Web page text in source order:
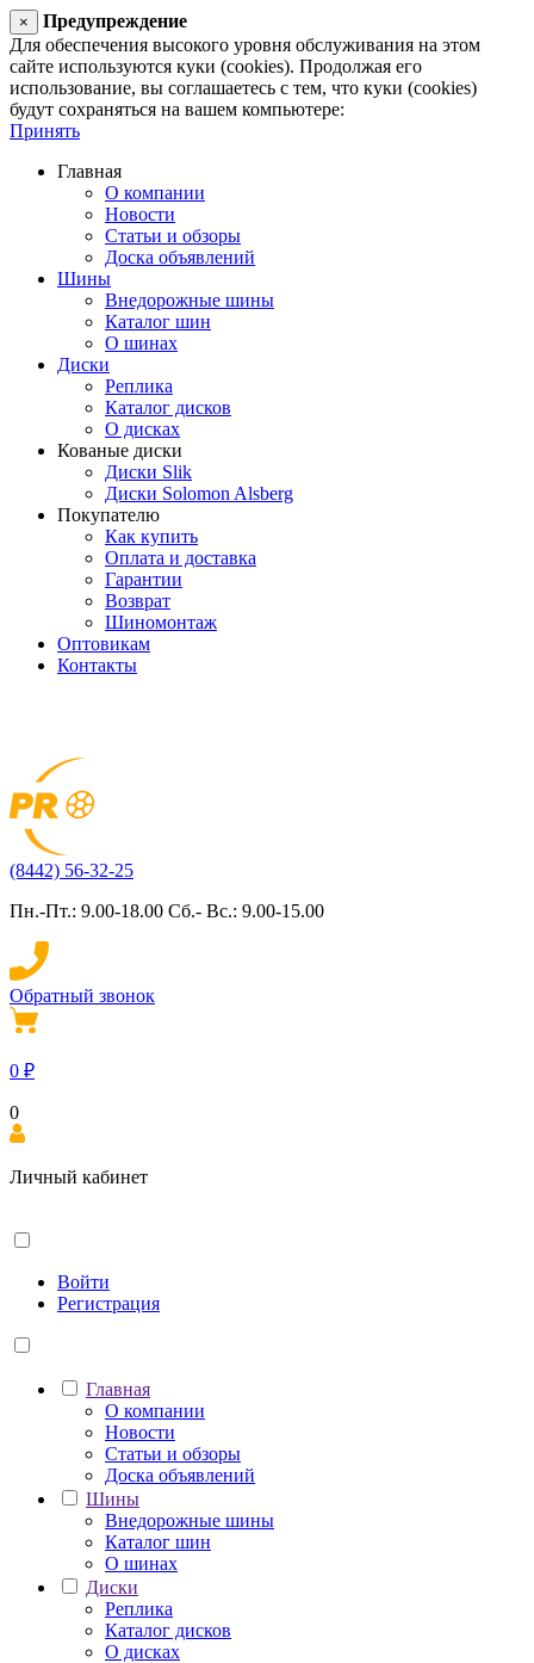
×
Предупреждение
Для обеспечения высокого уровня обслуживания на этом
сайте используются куки (cookies). Продолжая его
использование, вы соглашаетесь с тем, что куки (cookies)
будут сохраняться на вашем компьютере:
Принять
Главная
О компании
Новости
Статьи и обзоры
Доска объявлений
Шины
Внедорожные шины
Каталог шин
О шинах
Диски
Реплика
Каталог дисков
О дисках
Кованые диски
Диски Slik
Диски Solomon Alsberg
Покупателю
Как купить
Оплата и доставка
Гарантии
Возврат
Шиномонтаж
Оптовикам
Контакты
(8442) 56-32-25
Пн.-Пт.: 9.00-18.00 Сб.- Вс.: 9.00-15.00
Обратный звонок
0 ₽
0
Личный кабинет
Войти
Регистрация
Главная
О компании
Новости
Статьи и обзоры
Доска объявлений
Шины
Внедорожные шины
Каталог шин
О шинах
Диски
Реплика
Каталог дисков
О дисках